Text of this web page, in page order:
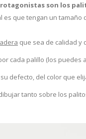
son los
es que tengan un tamaño
que sea de calidad y
cada palillo (los puedes
defecto, del color que
tanto sobre los